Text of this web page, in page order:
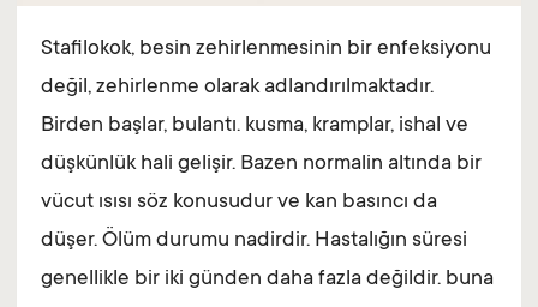
Stafilokok, besin zehirlenmesinin bir enfeksiyonu
değil, zehirlenme olarak adlandırılmaktadır.
Birden başlar, bulantı. kusma, kramplar, ishal ve
düşkünlük hali gelişir. Bazen normalin altında bir
vücut ısısı söz konusudur ve kan basıncı da
düşer. Ölüm durumu nadirdir. Hastalığın süresi
genellikle bir iki günden daha fazla değildir. buna